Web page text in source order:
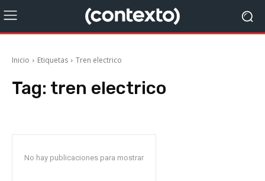
Inicio Etiquetas Tren electrico
Tag: tren electrico
No hay publicaciones para mostrar